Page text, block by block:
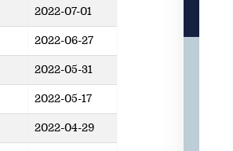
2022-07-01
2022-06-27
2022-05-31
2022-05-17
2022-04-29